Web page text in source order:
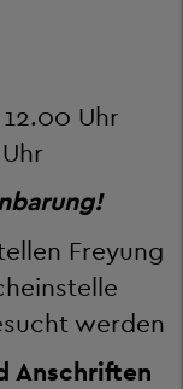
Uhr
Freyung
werden
Anschriften